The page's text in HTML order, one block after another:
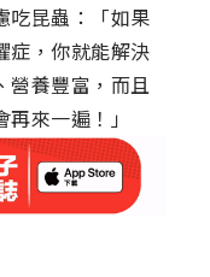
吃昆蟲：「如果
症，你就能解決
營養豐富，而且
來一遍！」